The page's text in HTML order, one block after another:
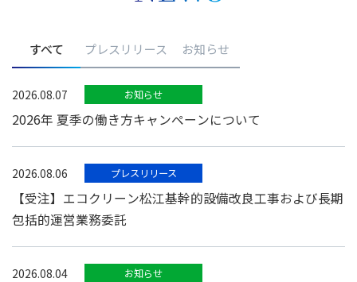
すべて プレスリリース お知らせ
2026.08.07 お知らせ
2026年 夏季の働き方キャンペーンについて
2026.08.06 プレスリリース
【受注】エコクリーン松江基幹的設備改良工事および長期
包括的運営業務委託
2026.08.04 お知らせ